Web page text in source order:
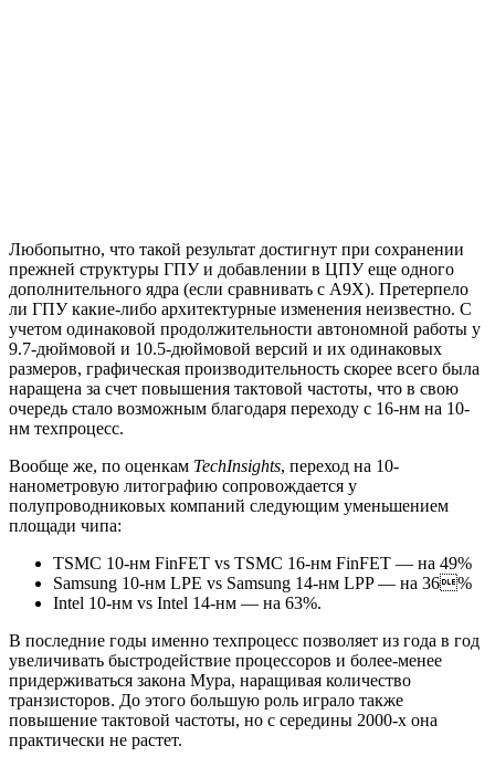
Любопытно, что такой результат достигнут при сохранении
прежней структуры ГПУ и добавлении в ЦПУ еще одного
дополнительного ядра (если сравнивать с A9X). Претерпело
ли ГПУ какие-либо архитектурные изменения неизвестно. С
учетом одинаковой продолжительности автономной работы у
9.7-дюймовой и 10.5-дюймовой версий и их одинаковых
размеров, графическая производительность скорее всего была
наращена за счет повышения тактовой частоты, что в свою
очередь стало возможным благодаря переходу с 16-нм на 10-
нм техпроцесс.
Вообще же, по оценкам TechInsights, переход на 10-
нанометровую литографию сопровождается у
полупроводниковых компаний следующим уменьшением
площади чипа:
TSMC 10-нм FinFET vs TSMC 16-нм FinFET — на 49%
Samsung 10-нм LPE vs Samsung 14-нм LPP — на 36%
Intel 10-нм vs Intel 14-нм — на 63%.
В последние годы именно техпроцесс позволяет из года в год
увеличивать быстродействие процессоров и более-менее
придерживаться закона Мура, наращивая количество
транзисторов. До этого большую роль играло также
повышение тактовой частоты, но с середины 2000-х она
практически не растет.